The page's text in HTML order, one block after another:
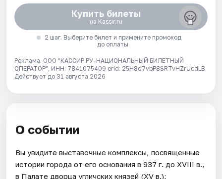
Купить билеты
на Kassir.ru
2 шаг. Выберите билет и примените промокод
до оплаты
Реклама. ООО "КАССИР.РУ-НАЦИОНАЛЬНЫЙ БИЛЕТНЫЙ
ОПЕРАТОР", ИНН: 7841075409 erid: 25H8d7vbP8SRTvHZrUcdLB.
Действует до 31 августа 2026
О событии
Вы увидите выставочные комплексы, посвященные
истории города от его основания в 937 г. до XVIII в.,
в Палате дворца угличских князей (XV в.);